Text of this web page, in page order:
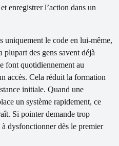
enregistrer l’action dans un
uniquement le code en lui-même,
des gens savent déjà
font quotidiennement au
accès. Cela réduit la formation
initiale. Quand une
un système rapidement, ce
Si pointer demande trop
à dysfonctionner dès le premier